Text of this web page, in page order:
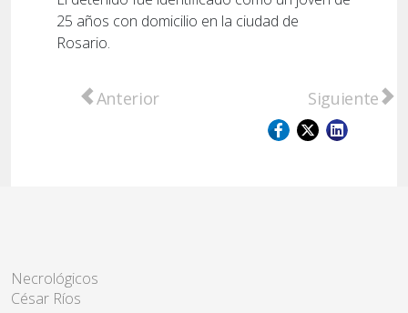
25 años con domicilio en la ciudad de
Rosario.
Artículo anterior: Miles de fieles
Anterior Artículo
Siguiente
Necrológicos
César Ríos